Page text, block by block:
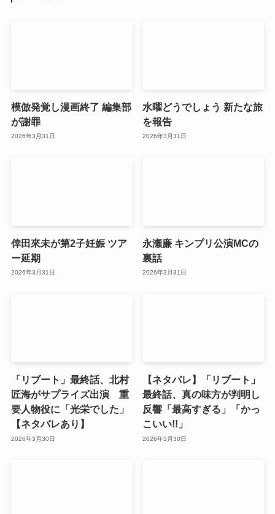
模倣発覚し漫画終了 編集部
が謝罪
2026年3月31日
水曜どうでしょう 新たな旅
を報告
2026年3月31日
倖田來未が第2子妊娠 ツア
ー延期
2026年3月31日
永瀬廉 キンプリ公演MCの
裏話
2026年3月31日
「リブート」最終話、北村
匠海がサプライズ出演 重
要人物役に「光栄でした」
【ネタバレあり】
2026年3月30日
【ネタバレ】「リブート」
最終話、真の味方が判明し
反響「最高すぎる」「かっ
こいい!!」
2026年3月30日